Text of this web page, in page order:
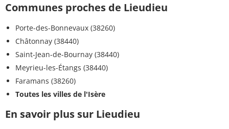
Communes proches de Lieudieu
Porte-des-Bonnevaux (38260)
Châtonnay (38440)
Saint-Jean-de-Bournay (38440)
Meyrieu-les-Étangs (38440)
Faramans (38260)
Toutes les villes de l'Isère
En savoir plus sur Lieudieu